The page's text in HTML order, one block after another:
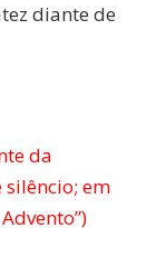
diante de
da
silêncio; em